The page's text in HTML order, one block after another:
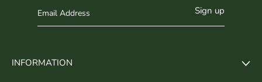
INFORMATION
Sign up